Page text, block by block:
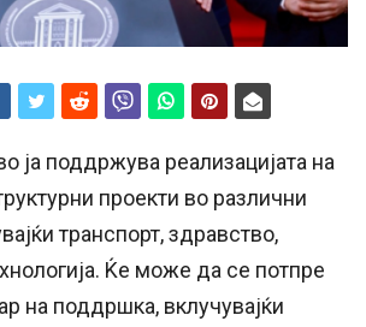
ја поддржува реализацијата на
проекти во различни
транспорт, здравство,
Ќе може да се потпре
на поддршка, вклучувајќи